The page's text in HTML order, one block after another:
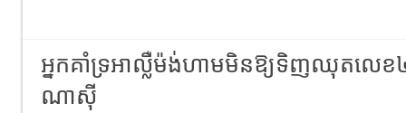
អ្នកគាំទ្រ​អាល្លឺម៉ង់​ហាម​មិន​ឱ្យ​ទិញ​ឈុត​លេខ​
ណាស៊ី